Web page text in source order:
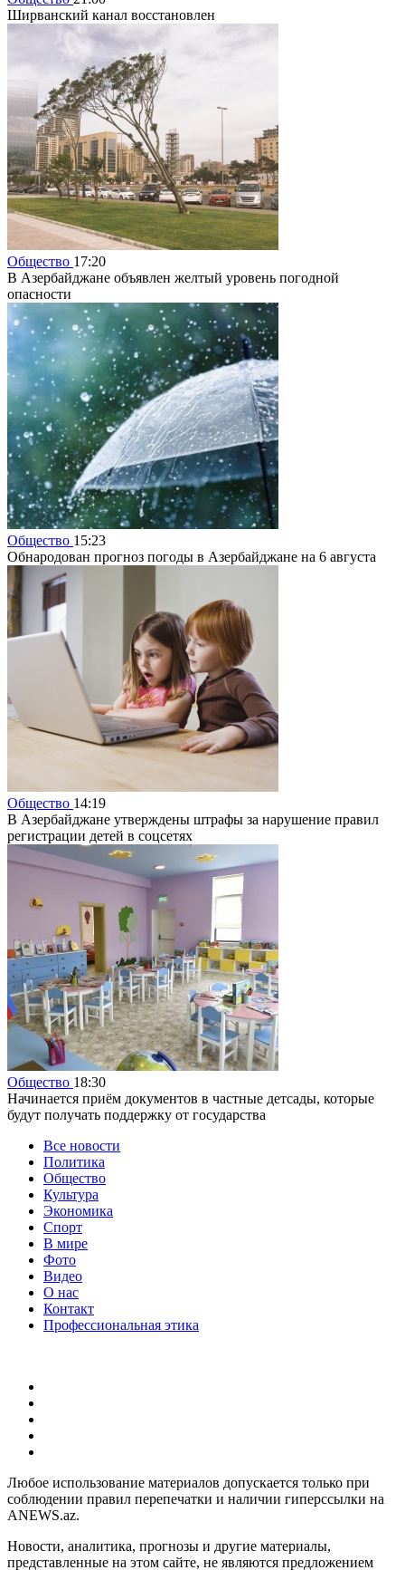
Ширванский канал восстановлен
Общество 17:20
В Азербайджане объявлен желтый уровень погодной
опасности
Общество 15:23
Обнародован прогноз погоды в Азербайджане на 6 августа
Общество 14:19
В Азербайджане утверждены штрафы за нарушение правил
регистрации детей в соцсетях
Общество 18:30
Начинается приём документов в частные детсады, которые
будут получать поддержку от государства
Все новости
Политика
Общество
Культура
Экономика
Спорт
В мире
Фото
Видео
О нас
Контакт
Профессиональная этика
Любое использование материалов допускается только при
соблюдении правил перепечатки и наличии гиперссылки на
ANEWS.az.
Новости, аналитика, прогнозы и другие материалы,
представленные на этом сайте, не являются предложением